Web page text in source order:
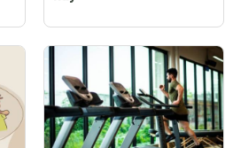
Top 12 nước hoa nam
thơm lâu tốt nhất hiện
nay